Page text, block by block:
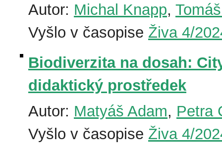
Autor: Michal Knapp,
Vyšlo v časopise Živa 4/
Biodiverzita na dosah:
didaktický prostředek
Autor: Matyáš Adam, Petra
Vyšlo v časopise Živa 4/